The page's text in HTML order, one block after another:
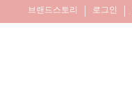
브랜드스토리 로그인